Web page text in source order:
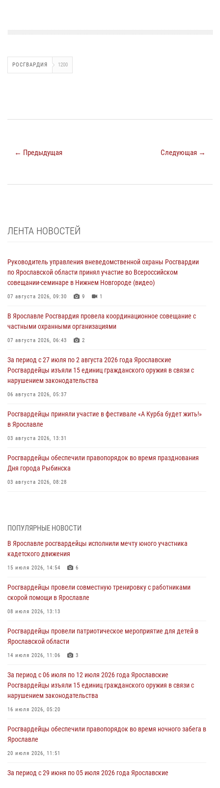
РОСГВАРДИЯ 1200
← Предыдущая Следующая →
ЛЕНТА НОВОСТЕЙ
Руководитель управления вневедомственной охраны Росгвардии
по Ярославской области принял участие во Всероссийском
совещании-семинаре в Нижнем Новгороде (видео)
07 августа 2026, 09:30 9 1
В Ярославле Росгвардия провела координационное совещание с
частными охранными организациями
07 августа 2026, 06:43 2
За период с 27 июля по 2 августа 2026 года Ярославские
Росгвардейцы изъяли 15 единиц гражданского оружия в связи с
нарушением законодательства
06 августа 2026, 05:37
Росгвардейцы приняли участие в фестивале «А Курба будет жить!»
в Ярославле
03 августа 2026, 13:31
Росгвардейцы обеспечили правопорядок во время празднования
Дня города Рыбинска
03 августа 2026, 08:28
03 августа 2026, 07:24
Ярославские росгвардейцы за прошедшую неделю совершили
более 300 выездов по сигналам «тревога»
03 августа 2026, 07:09
Росгвардейцы оказали помощь беременной женщине во время
празднования Дня ВДВ в Ярославле
03 августа 2026, 06:20
За период с 20 июля по 26 июля 2026 года Ярославские
Росгвардейцы изъяли 41 единицу гражданского оружия в связи с
нарушением законодательства
В региональном управлении Росгвардии состоялся молебен,
приуроченный к празднику Крещения Руси
28 июля 2026, 14:56
ПОПУЛЯРНЫЕ НОВОСТИ
В Ярославле росгвардейцы исполнили мечту юного участника
кадетского движения
15 июля 2026, 14:54 6
Росгвардейцы провели совместную тренировку с работниками
скорой помощи в Ярославле
08 июля 2026, 13:13
Росгвардейцы провели патриотическое мероприятие для детей в
Ярославской области
14 июля 2026, 11:06 3
За период с 06 июля по 12 июля 2026 года Ярославские
Росгвардейцы изъяли 15 единиц гражданского оружия в связи с
нарушением законодательства
16 июля 2026, 05:20
Росгвардейцы обеспечили правопорядок во время ночного забега в
Ярославле
20 июля 2026, 11:51
За период с 29 июня по 05 июля 2026 года Ярославские